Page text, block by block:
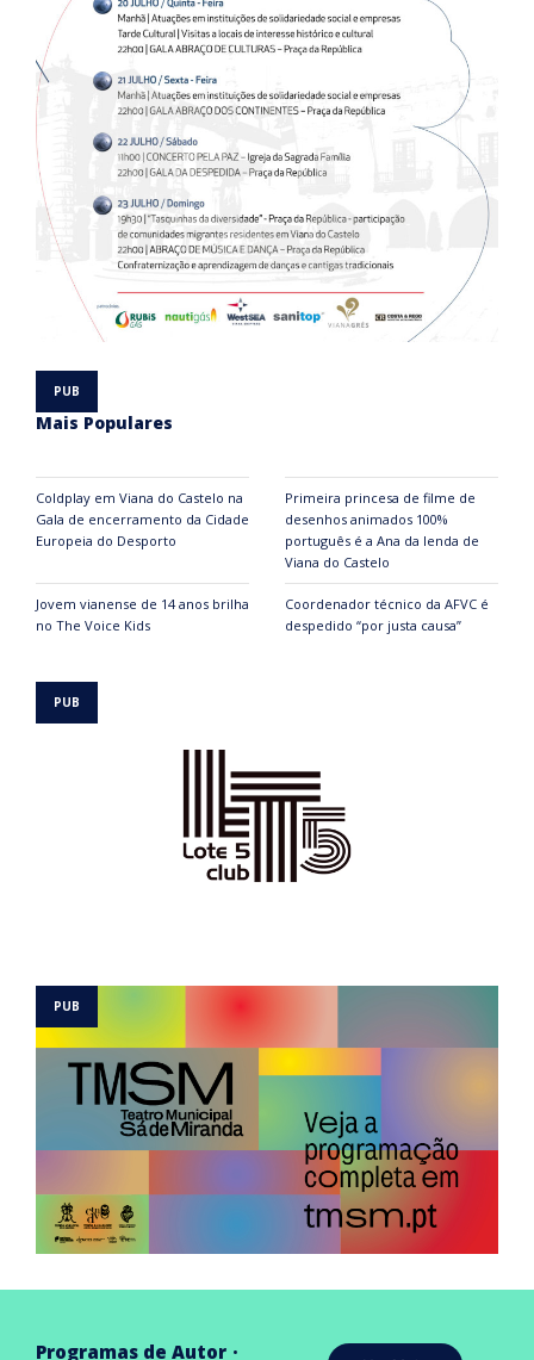
Mais Populares
Coldplay em Viana do Castelo na
Gala de encerramento da Cidade
Europeia do Desporto
Primeira princesa de filme de
desenhos animados 100%
português é a Ana da lenda de
Viana do Castelo
Jovem vianense de 14 anos brilha
no The Voice Kids
Coordenador técnico da AFVC é
despedido “por justa causa”
Programas de Autor